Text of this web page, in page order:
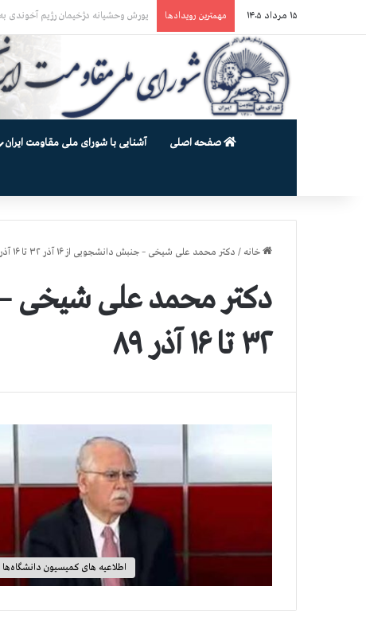
۱۵ مرداد ۱۴۰۵ مهمترین رویدادها یورش وحشیانه گارد زندان اوین به سالن ۵ بند ۷ و ضرب و شتم زندانیان
صفحه اصلی آشنایی با شورای ملی مقاومت ایران
خانه / دکتر محمد علی شیخی – جنبش دانشجویی از ۱۶ آذر ۳۲ تا ۱۶ آذر ۸۹
۳۲ تا ۱۶ آذر ۸۹
اطلاعیه های کمیسیون دانشگاه‌ها